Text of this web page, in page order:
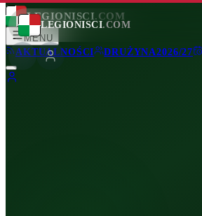
LEGIONISCI.COM
MENU
AKTUALNOŚCI
DRUŻYNA2026/27
LEGIONISCI.COM